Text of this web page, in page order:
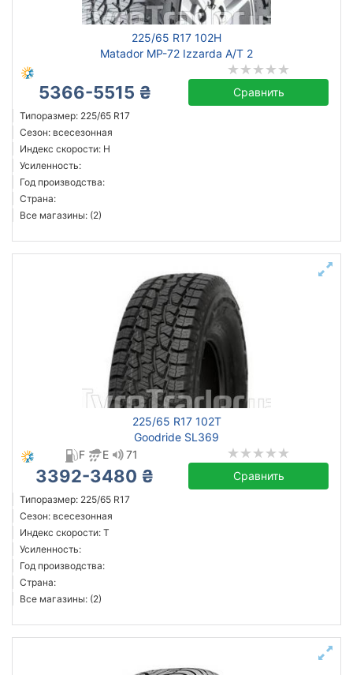
225/65 R17 102H
Matador MP-72 Izzarda A/T 2
5366-5515 ₴ Сравнить
Типоразмер: 225/65 R17
Сезон: всесезонная
Индекс скорости: H
Усиленность:
Год производства:
Страна:
Все магазины: (2)
225/65 R17 102T
Goodride SL369
F
E 71
3392-3480 ₴ Сравнить
Типоразмер: 225/65 R17
Сезон: всесезонная
Индекс скорости: T
Усиленность:
Год производства:
Страна:
Все магазины: (2)